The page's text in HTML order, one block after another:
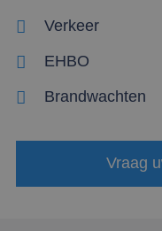
Verkeer
EHBO
Brandwachten
Vraag